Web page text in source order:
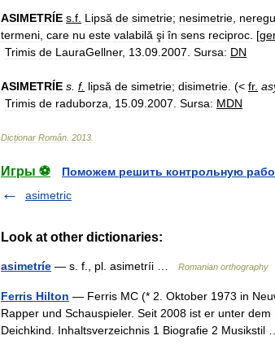
ASIMETRÍE s f Lipsă de simetrie; nesimetrie
termeni care nu este valabilă şi în sens reciproc . [
Trimis de LauraGellner, 13 09 2007 Sursa: DN
ASIMETRÍE s f. lipsă de simetrie; disimetrie . (< fr.
Trimis de raduborza 15 09 2007 Sursa: MDN
Dicționar Român 2013
Игры ⚽
Поможем решить контрольную
asimetric
Look at other dictionaries:
asimetríe — s. f., pl. asimetríi … Romanian orthography
Ferris Hilton — Ferris MC (* 2. Oktober 1973 in
Rapper und Schauspieler. Seit 2008 ist er unter
Deichkind. Inhaltsverzeichnis 1 Biografie 2